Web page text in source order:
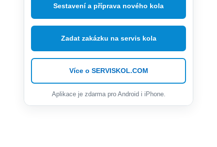
Sestavení a příprava nového kola
Zadat zakázku na servis kola
Více o SERVISKOL.COM
Aplikace je zdarma pro Android i iPhone.